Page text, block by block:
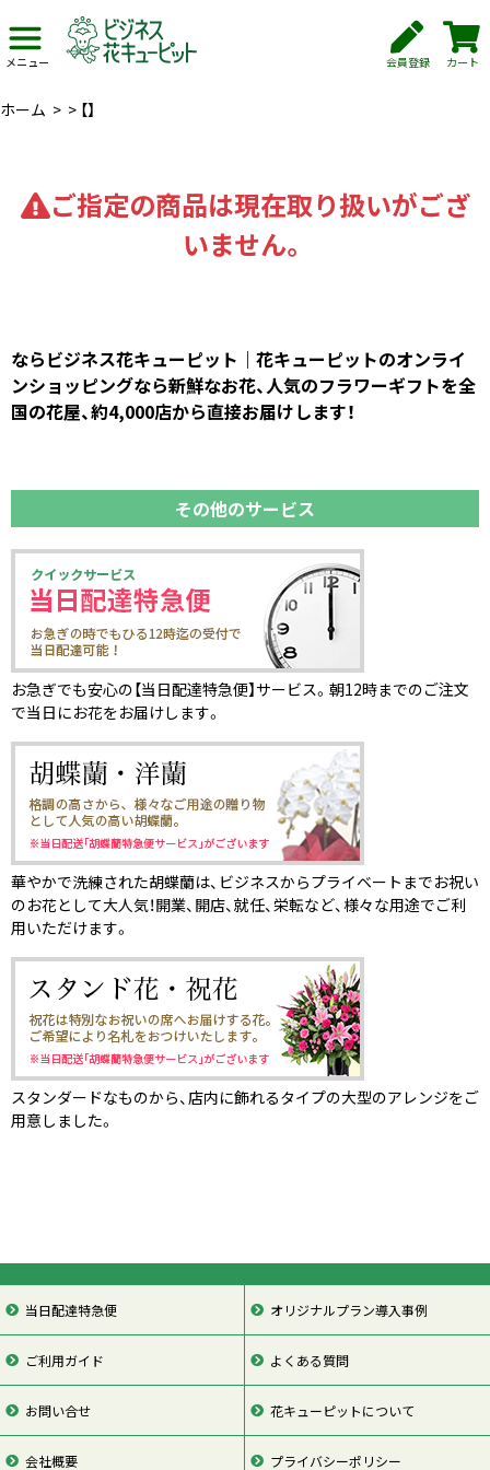
メニュー 会員登録 カート
ホーム > > 【】
ご指定の商品は現在取り扱いがござ
いません。
ならビジネス花キューピット｜花キューピットのオンライ
ンショッピングなら新鮮なお花、人気のフラワーギフトを全
国の花屋、約4,000店から直接お届けします！
その他のサービス
お急ぎでも安心の【当日配達特急便】サービス。朝12時までのご注文
で当日にお花をお届けします。
華やかで洗練された胡蝶蘭は、ビジネスからプライベートまでお祝い
のお花として大人気！開業、開店、就任、栄転など、様々な用途でご利
用いただけます。
スタンダードなものから、店内に飾れるタイプの大型のアレンジをご
用意しました。
当日配達特急便 オリジナルプラン導入事例
ご利用ガイド よくある質問
お問い合せ 花キューピットについて
会社概要 プライバシーポリシー